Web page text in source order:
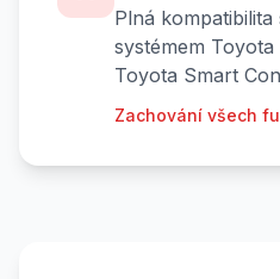
Plná kompatibilita
systémem
Toyota Smart
Zachování všech